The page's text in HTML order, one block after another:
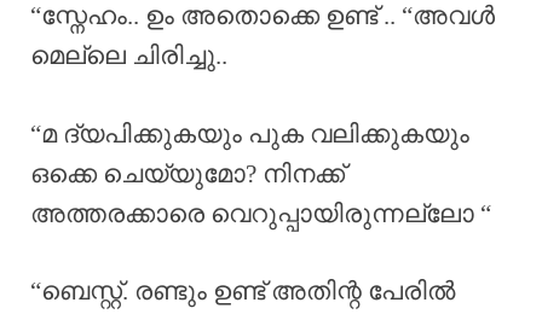
“സ്നേഹം.. ഉം അതൊക്കെ ഉണ്ട് .. “അവൾ
മെല്ലെ ചിരിച്ചു..
“മ ദ്യപിക്കുകയും പുക വലിക്കുകയും
ഒക്കെ ചെയ്യുമോ? നിനക്ക്
അത്തരക്കാരെ വെറുപ്പായിരുന്നല്ലോ “
“ബെസ്റ്റ്. രണ്ടും ഉണ്ട് അതിന്റ പേരിൽ